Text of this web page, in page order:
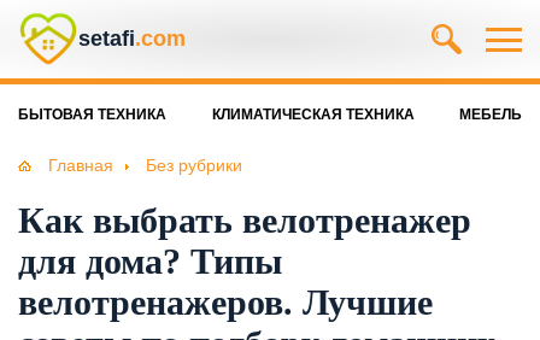
setafi.com
БЫТОВАЯ ТЕХНИКА КЛИМАТИЧЕСКАЯ ТЕХНИКА МЕБЕЛЬ
Главная Без рубрики
Как выбрать велотренажер
для дома? Типы
велотренажеров. Лучшие